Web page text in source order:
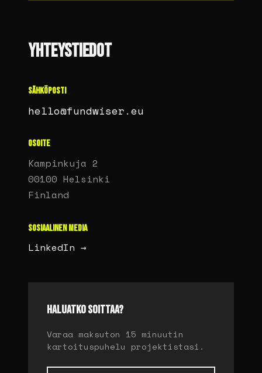
YHTEYSTIEDOT
SÄHKÖPOSTI
hello@fundwiser.eu
OSOITE
Kampinkuja 2
00100 Helsinki
Finland
SOSIAALINEN MEDIA
LinkedIn →
HALUATKO SOITTAA?
Varaa maksuton 15 minuutin
kartoituspuhelu projektistasi.